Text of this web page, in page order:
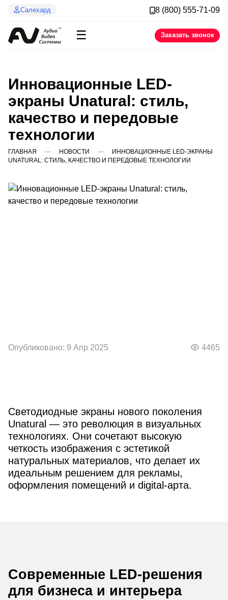
Салехард 8 (800) 555-71-09
☰ Заказать звонок
Инновационные LED-
экраны Unatural: стиль,
качество и передовые
технологии
ГЛАВНАЯ НОВОСТИ
ИННОВАЦИОННЫЕ LED-ЭКРАНЫ
UNATURAL: СТИЛЬ, КАЧЕСТВО И ПЕРЕДОВЫЕ ТЕХНОЛОГИИ
Опубликовано: 9 Апр 2025 4465
Светодиодные экраны нового поколения
Unatural — это революция в визуальных
технологиях. Они сочетают высокую
четкость изображения с эстетикой
натуральных материалов, что делает их
идеальным решением для рекламы,
оформления помещений и digital-арта.
Современные LED-решения
для бизнеса и интерьера